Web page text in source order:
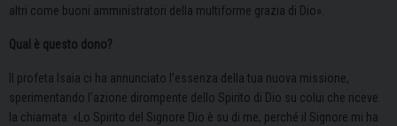
altri come buoni amministratori della multiforme grazia di Dio».
Qual è questo dono?
Il profeta Isaia ci ha annunciato l’essenza della tua nuova missione,
sperimentando l’azione dirompente dello Spirito di Dio su colui che riceve
la chiamata: «Lo Spirito del Signore Dio è su di me, perché il Signore mi ha